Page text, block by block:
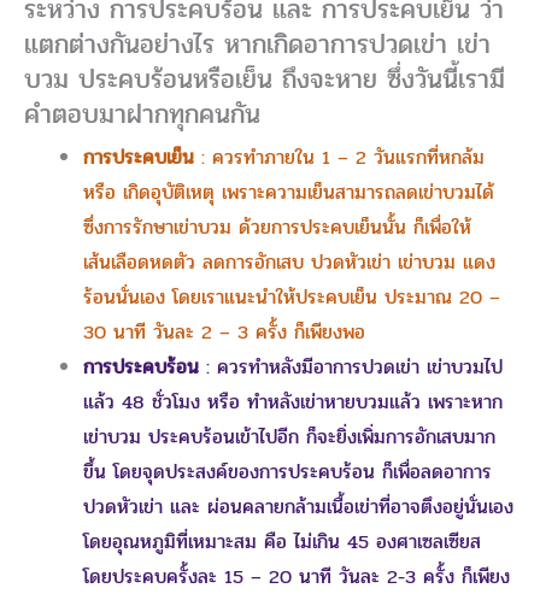
ระหว่าง การประคบร้อน และ การประคบเย็น ว่า
แตกต่างกันอย่างไร หากเกิดอาการปวดเข่า เข่า
บวม ประคบร้อนหรือเย็น ถึงจะหาย ซึ่งวันนี้เรามี
คำตอบมาฝากทุกคนกัน
การประคบเย็น : ควรทำภายใน 1 – 2 วันแรกที่หกล้ม
หรือ เกิดอุบัติเหตุ เพราะความเย็นสามารถลดเข่าบวมได้
ซึ่งการรักษาเข่าบวม ด้วยการประคบเย็นนั้น ก็เพื่อให้
เส้นเลือดหดตัว ลดการอักเสบ ปวดหัวเข่า เข่าบวม แดง
ร้อนนั่นเอง โดยเราแนะนำให้ประคบเย็น ประมาณ 20 –
30 นาที วันละ 2 – 3 ครั้ง ก็เพียงพอ
การประคบร้อน: ควรทำหลังมีอาการปวดเข่า เข่าบวมไป
แล้ว 48 ชั่วโมง หรือ ทำหลังเข่าหายบวมแล้ว เพราะหาก
เข่าบวม ประคบร้อนเข้าไปอีก ก็จะยิ่งเพิ่มการอักเสบมาก
ขึ้น โดยจุดประสงค์ของการประคบร้อน ก็เพื่อลดอาการ
ปวดหัวเข่า และ ผ่อนคลายกล้ามเนื้อเข่าที่อาจตึงอยู่นั่นเอง
โดยอุณหภูมิที่เหมาะสม คือ ไม่เกิน 45 องศาเซลเซียส
โดยประคบครั้งละ 15 – 20 นาที วันละ 2-3 ครั้ง ก็เพียง